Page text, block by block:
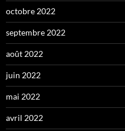
octobre 2022
septembre 2022
août 2022
juin 2022
mai 2022
avril 2022